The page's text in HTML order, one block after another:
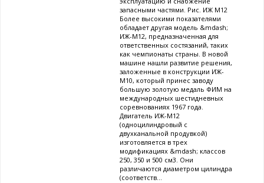
запасными частями. Рис. ИЖ М12
Более высокими показателями
обладает другая модель &mdash;
ИЖ-М12, предназначенная для
ответственных состязаний, таких
как чемпионаты страны. В новой
машине нашли развитие решения,
заложенные в конструкции ИЖ-
М10, который принес заводу
большую золотую медаль ФИМ на
международных шестидневных
соревнованиях 1967 года.
Двигатель ИЖ-М12
(одноцилиндровый с
двухканальной продувкой)
изготовляется в трех
модификациях &mdash; классов
250, 350 и 500 см3. Они
различаются диаметром цилиндра
(соответств...